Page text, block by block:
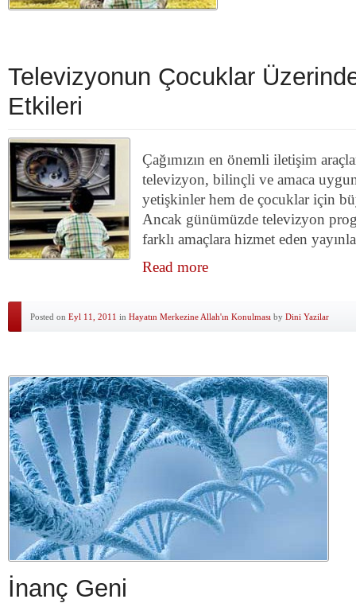
Televizyonun Çocuklar
Etkileri
Çağımızın en önemli iletişim
televizyon, bilinçli ve amaca
yetişkinler hem de çocuklar için
Ancak günümüzde televizyon
farklı amaçlara hizmet eden
Read more
Posted on Eyl 11, 2011 in Hayatın Merkezine Allah'ın Konulması by Dini Yazilar
İnanç Geni